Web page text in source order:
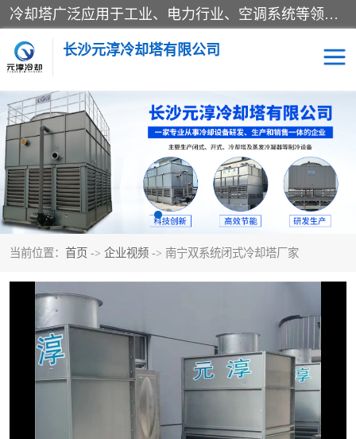
冷却塔广泛应用于工业、电力行业、空调系统等领域。在电力行业中，用于冷却发电机组的循环水；在工业生产中，如化工、冶金等行业，可降低生产过程中产生的热量；在空调系统中，为空调设备提供冷却水源
长沙元淳冷却塔有限公司
当前位置： 首页 -> 企业视频 -> 南宁双系统闭式冷却塔厂家
方形开式冷却塔 圆形冷却塔
闭式冷却塔 水箱
电控箱 水泵
板式换热器